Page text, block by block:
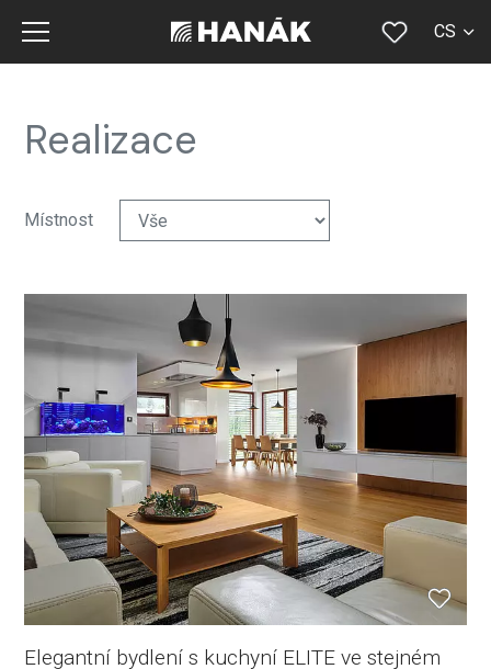
CS
Realizace
Místnost
Elegantní bydlení s kuchyní ELITE ve stejném